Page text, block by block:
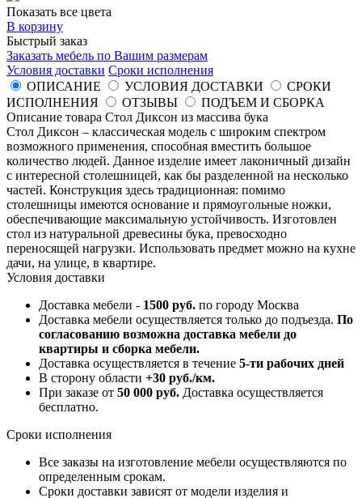
Показать все цвета
В корзину
Быстрый заказ
Заказать мебель по Вашим размерам
Условия доставки Сроки исполнения
ОПИСАНИЕ
УСЛОВИЯ ДОСТАВКИ
СРОКИ
ИСПОЛНЕНИЯ
ОТЗЫВЫ
ПОДЪЕМ И СБОРКА
Описание товара Стол Диксон из массива бука
Стол Диксон – классическая модель с широким спектром
возможного применения, способная вместить большое
количество людей. Данное изделие имеет лаконичный дизайн
с интересной столешницей, как бы разделенной на несколько
частей. Конструкция здесь традиционная: помимо
столешницы имеются основание и прямоугольные ножки,
обеспечивающие максимальную устойчивость. Изготовлен
стол из натуральной древесины бука, превосходно
переносящей нагрузки. Использовать предмет можно на кухне
дачи, на улице, в квартире.
Условия доставки
Доставка мебели - 1500 руб. по городу Москва
Доставка мебели осуществляется только до подъезда. По
согласованию возможна доставка мебели до
квартиры и сборка мебели.
Доставка осуществляется в течение 5-ти рабочих дней
В сторону области +30 руб./км.
При заказе от 50 000 руб. Доставка осуществляется
бесплатно.
Сроки исполнения
Все заказы на изготовление мебели осуществляются по
определенным срокам.
Сроки доставки зависят от модели изделия и